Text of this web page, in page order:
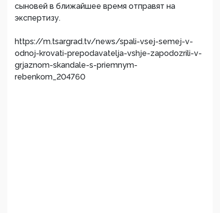
сыновей в ближайшее время отправят на
экспертизу.
https://m.tsargrad.tv/news/spali-vsej-semej-v-
odnoj-krovati-prepodavatelja-vshje-zapodozrili-v-
grjaznom-skandale-s-priemnym-
rebenkom_204760